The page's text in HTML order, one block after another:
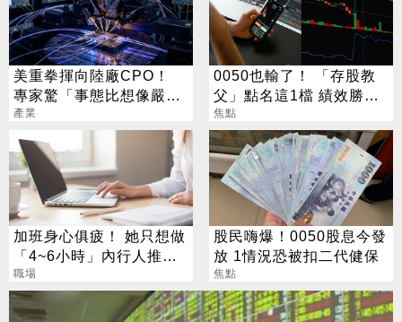
美重拳揮向陸廠CPO！
專家驚「事態比想像嚴
重」 台廠受惠梯隊一次看
產業
0050也輸了！ 「存股教
父」點名這1檔 績效勝出
還更抗跌
焦點
加班身心俱疲！ 她只想做
「4~6小時」內行人推這
行：月收10萬
職場
股民嗨爆！0050股息今發
放 1情況恐被扣二代健保
焦點